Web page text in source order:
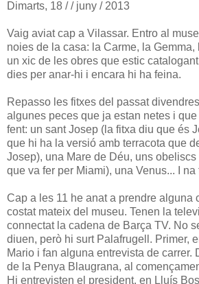
Dimarts, 18 / / juny / 2013
Vaig aviat cap a Vilassar. Entro al
noies de la casa: la Carme, la Gemma,
un xic de les obres que estic
dies per anar-hi i encara hi ha feina.
Repasso les fitxes del passat
algunes peces que ja estan netes i
fent: un sant Josep (la fitxa diu que és
que hi ha la versió amb terracota que
Josep), una Mare de Déu, uns
que va fer per Miami), una Venus... I na
Cap a les 11 he anat a prendre alguna
costat mateix del museu. Tenen la
connectat la cadena de Barça TV. No
diuen, però hi surt Palafrugell. Primer,
Mario i fan alguna entrevista de carrer.
de la Penya Blaugrana, al
Hi entrevisten el president, en Lluís